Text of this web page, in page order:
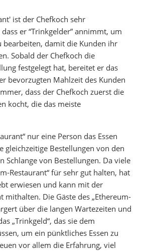
ist der Chefkoch sehr
er “Trinkgelder” annimmt, um
bearbeiten, damit die Kunden ihr
Sobald der Chefkoch die
festgelegt hat, bereitet er das
bevorzugten Mahlzeit des Kunden
dass der Chefkoch zuerst die
kocht, die das meiste
nur eine Person das Essen
gleichzeitige Bestellungen von den
Schlange von Bestellungen. Da viele
Restaurant“ für sehr gut halten, hat
erwiesen und kann mit der
mithalten. Die Gäste des „Ethereum-
über die langen Wartezeiten und
„Trinkgeld“, das sie dem
um ein pünktliches Essen zu
vor allem die Erfahrung, viel